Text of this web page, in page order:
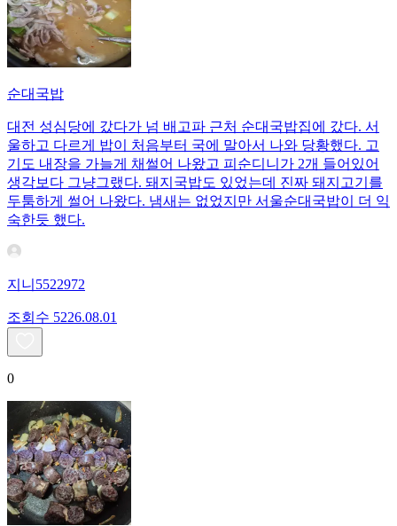
순대국밥
대전 성심당에 갔다가 넘 배고파 근처 순대국밥집에 갔다. 서
울하고 다르게 밥이 처음부터 국에 말아서 나와 당황했다. 고
기도 내장을 가늘게 채썰어 나왔고 피순디니가 2개 들어있어
생각보다 그냥그랬다. 돼지국밥도 있었는데 진짜 돼지고기를
두툼하게 썰어 나왔다. 냄새는 없었지만 서울순대국밥이 더 익
숙한듯 했다.
지니5522972
조회수 5226.08.01
0